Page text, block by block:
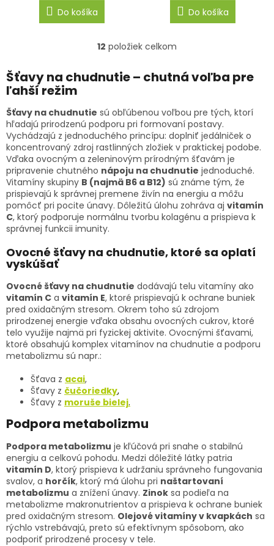
Do košíka Do košíka
O
l
a
c
i
e
p
r
v
k
y
v
i
s
12 položiek celkom
Šťavy na chudnutie – chutná voľba pre
ľahší režim
Šťavy na chudnutie sú obľúbenou voľbou pre tých, ktorí
hľadajú prirodzenú podporu pri formovaní postavy.
Vychádzajú z jednoduchého princípu: doplniť jedálniček o
koncentrovaný zdroj rastlinných zložiek v praktickej podobe.
Vďaka ovocným a zeleninovým prírodným šťavám je
pripravenie chutného nápoju na chudnutie jednoduché.
Vitamíny skupiny B (najmä B6 a B12) sú známe tým, že
prispievajú k správnej premene živín na energiu a môžu
pomôcť pri pocite únavy. Dôležitú úlohu zohráva aj vitamín
C, ktorý podporuje normálnu tvorbu kolagénu a prispieva k
správnej funkcii imunity.
Ovocné šťavy na chudnutie, ktoré sa oplatí
vyskúšať
Ovocné šťavy na chudnutie dodávajú telu vitamíny ako
vitamín C a vitamín E, ktoré prispievajú k ochrane buniek
pred oxidačným stresom. Okrem toho sú zdrojom
prirodzenej energie vďaka obsahu ovocných cukrov, ktoré
telo využije najmä pri fyzickej aktivite. Ovocnými šťavami,
ktoré obsahujú komplex vitamínov na chudnutie a podporu
metabolizmu sú napr.:
Šťava z acai,
Šťavy z čučoriedky,
Šťavy z moruše bielej.
Podpora metabolizmu
Podpora metabolizmu je kľúčová pri snahe o stabilnú
energiu a celkovú pohodu. Medzi dôležité látky patria
vitamín D, ktorý prispieva k udržaniu správneho fungovania
svalov, a horčík, ktorý má úlohu pri naštartovaní
metabolizmu a znížení únavy. Zinok sa podieľa na
metabolizme makronutrientov a prispieva k ochrane buniek
pred oxidačným stresom. Olejové vitamíny v kvapkách sa
rýchlo vstrebávajú, preto sú efektívnym spôsobom, ako
podporiť prirodzené procesy v tele.